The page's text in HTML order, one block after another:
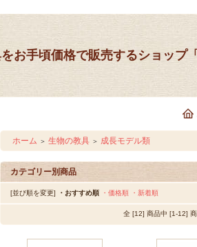
お手頃価格で販売するショップ
ホーム ＞ 生物の教具 ＞ 成長モデル類
カテゴリー別商品
[並び順を変更] ・おすすめ順 ・価格順 ・新着順
全 [12] 商品中 [1-12] 商